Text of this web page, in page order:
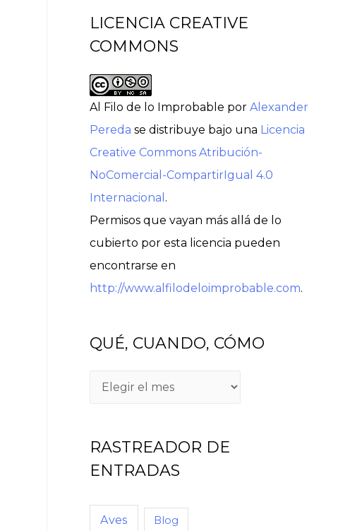
LICENCIA CREATIVE
COMMONS
Al Filo de lo Improbable por Alexander
Pereda se distribuye bajo una Licencia
Creative Commons Atribución-
NoComercial-CompartirIgual 4.0
Internacional .
Permisos que vayan más allá de lo
cubierto por esta licencia pueden
encontrarse en
http://www.alfilodeloimprobable.com.
QUÉ, CUANDO, CÓMO
C
RASTREADOR DE
ENTRADAS
Aves Blog